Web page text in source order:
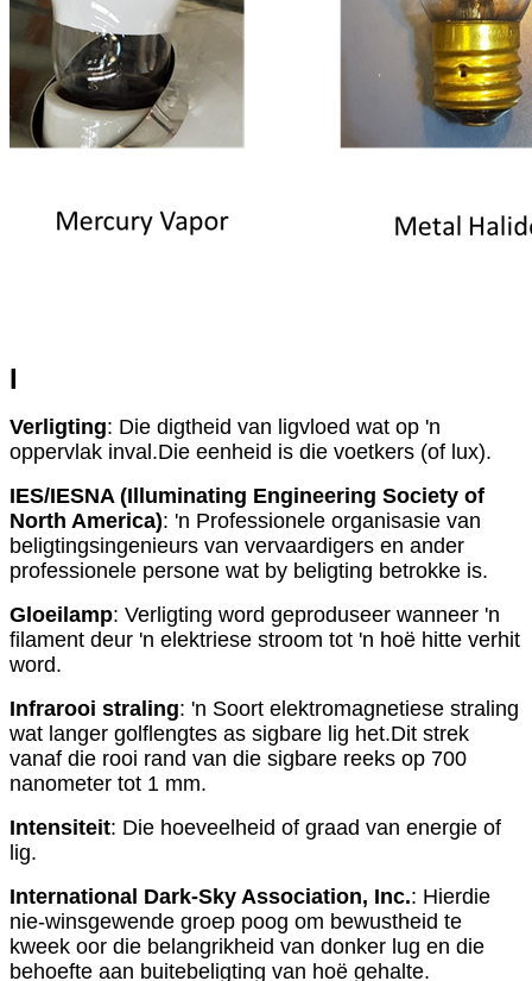
I
Verligting: Die digtheid van ligvloed wat op 'n
oppervlak inval.Die eenheid is die voetkers (of lux).
IES/IESNA (Illuminating Engineering Society of
North America): 'n Professionele organisasie van
beligtingsingenieurs van vervaardigers en ander
professionele persone wat by beligting betrokke is.
Gloeilamp: Verligting word geproduseer wanneer 'n
filament deur 'n elektriese stroom tot 'n hoë hitte verhit
word.
Infrarooi straling: 'n Soort elektromagnetiese straling
wat langer golflengtes as sigbare lig het.Dit strek
vanaf die rooi rand van die sigbare reeks op 700
nanometer tot 1 mm.
Intensiteit: Die hoeveelheid of graad van energie of
lig.
International Dark-Sky Association, Inc.: Hierdie
nie-winsgewende groep poog om bewustheid te
kweek oor die belangrikheid van donker lug en die
behoefte aan buitebeligting van hoë gehalte.